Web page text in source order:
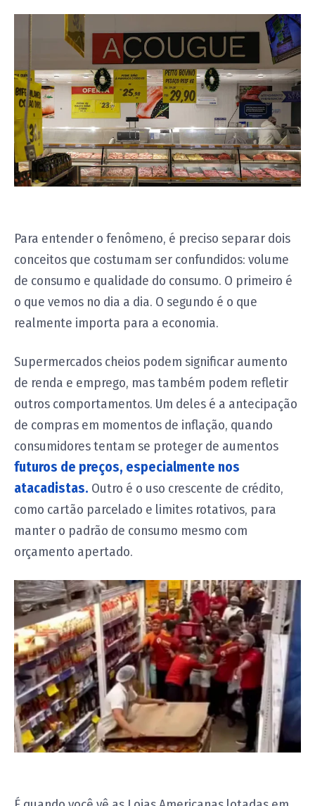
Para entender o fenômeno, é preciso separar dois
conceitos que costumam ser confundidos: volume
de consumo e qualidade do consumo. O primeiro é
o que vemos no dia a dia. O segundo é o que
realmente importa para a economia.
Supermercados cheios podem significar aumento
de renda e emprego, mas também podem refletir
outros comportamentos. Um deles é a antecipação
de compras em momentos de inflação, quando
consumidores tentam se proteger de aumentos
futuros de preços, especialmente nos
atacadistas. Outro é o uso crescente de crédito,
como cartão parcelado e limites rotativos, para
manter o padrão de consumo mesmo com
orçamento apertado.